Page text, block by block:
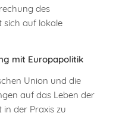
des
sich auf lokale
mit Europapolitik
Union und die
auf das Leben der
der Praxis zu